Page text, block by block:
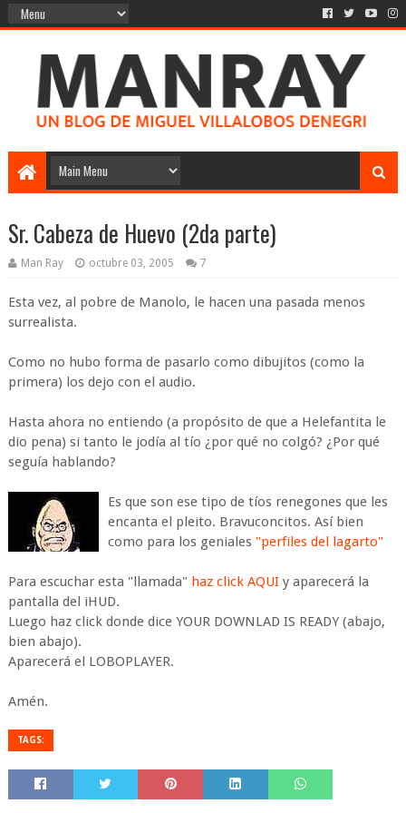
Sr. Cabeza de Huevo (2da parte)
Man Ray octubre 03, 2005 7
Esta vez, al pobre de Manolo, le hacen una pasada menos
surrealista.
Como no hubo forma de pasarlo como dibujitos (como la
primera) los dejo con el audio.
Hasta ahora no entiendo (a propósito de que a Helefantita le
dio pena) si tanto le jodía al tío ¿por qué no colgó? ¿Por qué
seguía hablando?
Es que son ese tipo de tíos renegones que les
encanta el pleito. Bravuconcitos. Así bien
como para los geniales "perfiles del lagarto"
Para escuchar esta "llamada" haz click AQUIy aparecerá la
pantalla del iHUD.
Luego haz click donde dice YOUR DOWNLAD IS READY (abajo,
bien abajo).
Aparecerá el LOBOPLAYER.
Amén.
TAGS: